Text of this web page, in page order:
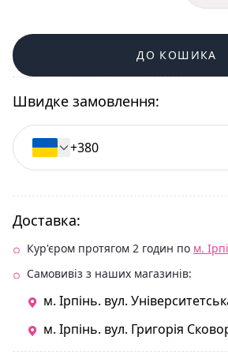
ДО КОШИКА
Швидке замовлення:
Доставка:
Кур'єром протягом 2 годин по м.
Самовивіз з наших магазинів:
м. Ірпінь. вул.
м. Ірпінь. вул. Григорія